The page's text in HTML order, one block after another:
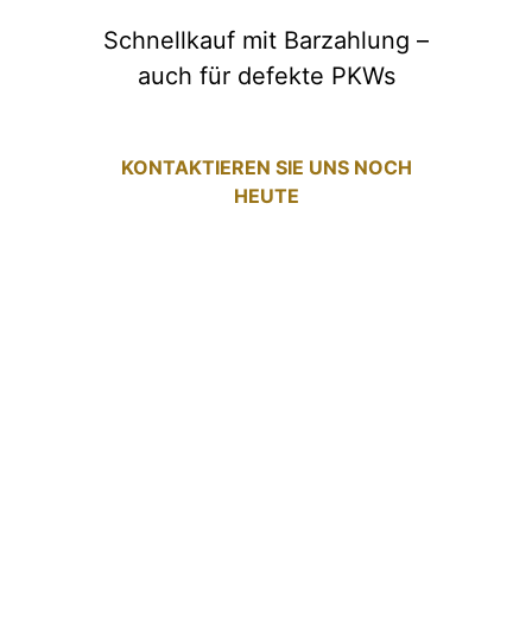
Schnellkauf mit Barzahlung –
auch für defekte PKWs
KONTAKTIEREN SIE UNS NOCH
HEUTE